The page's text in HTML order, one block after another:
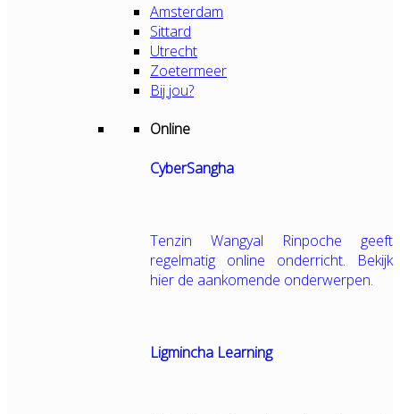
Amsterdam
Sittard
Utrecht
Zoetermeer
Bij jou?
Online
CyberSangha
Tenzin Wangyal Rinpoche geeft
regelmatig online onderricht. Bekijk
hier de aankomende onderwerpen.
Ligmincha Learning